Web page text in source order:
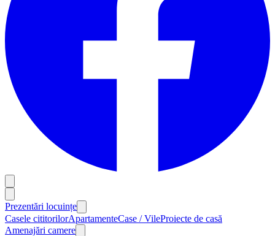
Prezentări locuințe
Casele cititorilorApartamenteCase / VileProiecte de casă
Amenajări camere